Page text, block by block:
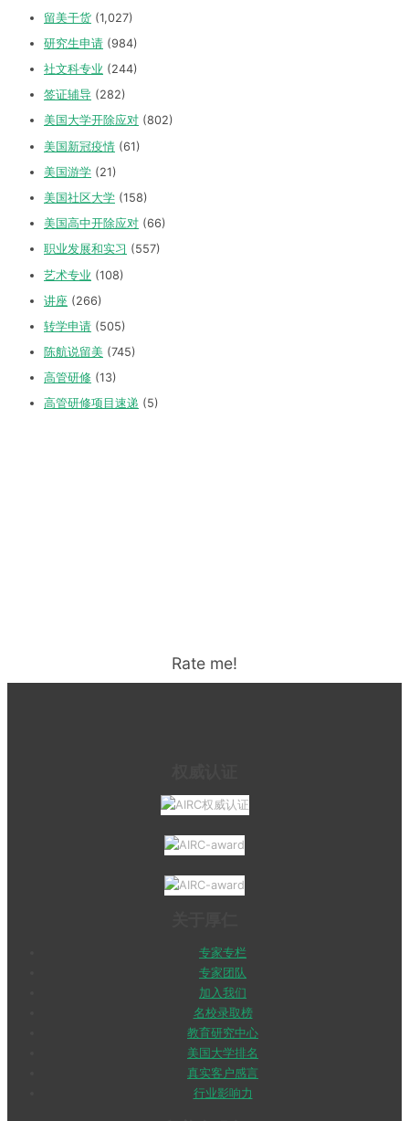
留美干货 (1,027)
研究生申请 (984)
社文科专业 (244)
签证辅导 (282)
美国大学开除应对 (802)
美国新冠疫情 (61)
美国游学 (21)
美国社区大学 (158)
美国高中开除应对 (66)
职业发展和实习 (557)
艺术专业 (108)
讲座 (266)
转学申请 (505)
陈航说留美 (745)
高管研修 (13)
高管研修项目速递 (5)
Rate me!
专家专栏
专家团队
加入我们
名校录取榜
教育研究中心
美国大学排名
真实客户感言
行业影响力